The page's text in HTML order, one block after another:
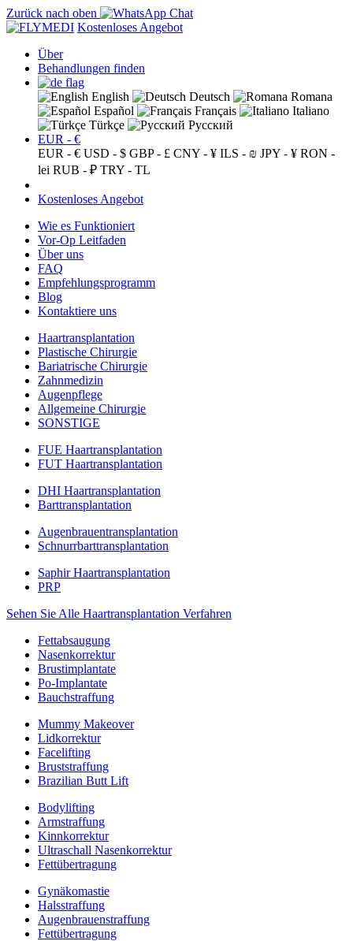
Zurück nach oben
Kostenloses Angebot
Über
Behandlungen finden
English Deutsch
Romana
Español
Français
Italiano
Türkçe
Русский
EUR - €
EUR - € USD - $ GBP - £ CNY - ¥ ILS - ₪ JPY - ¥ RON -
lei RUB - ₽ TRY - TL
Kostenloses Angebot
Wie es Funktioniert
Vor-Op Leitfaden
Über uns
FAQ
Empfehlungsprogramm
Blog
Kontaktiere uns
Haartransplantation
Plastische Chirurgie
Bariatrische Chirurgie
Zahnmedizin
Augenpflege
Allgemeine Chirurgie
SONSTIGE
FUE Haartransplantation
FUT Haartransplantation
DHI Haartransplantation
Barttransplantation
Augenbrauentransplantation
Schnurrbarttransplantation
Saphir Haartransplantation
PRP
Sehen Sie Alle Haartransplantation Verfahren
Fettabsaugung
Nasenkorrektur
Brustimplantate
Po-Implantate
Bauchstraffung
Mummy Makeover
Lidkorrektur
Facelifting
Bruststraffung
Brazilian Butt Lift
Bodylifting
Armstraffung
Kinnkorrektur
Ultraschall Nasenkorrektur
Fettübertragung
Gynäkomastie
Halsstraffung
Augenbrauenstraffung
Fettübertragung